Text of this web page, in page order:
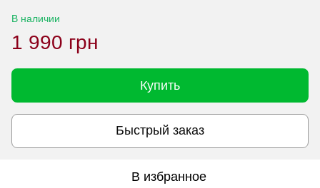
В наличии
1 990 грн
Купить
Быстрый заказ
В избранное